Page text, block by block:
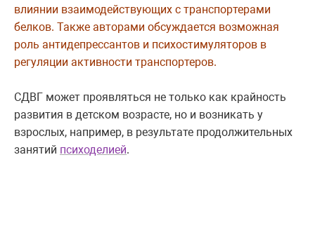
влиянии взаимодействующих с транспортерами
белков. Также авторами обсуждается возможная
роль антидепрессантов и психостимуляторов в
регуляции активности транспортеров.
СДВГ может проявляться не только как крайность
развития в детском возрасте, но и возникать у
взрослых, например, в результате продолжительных
занятий психоделией.